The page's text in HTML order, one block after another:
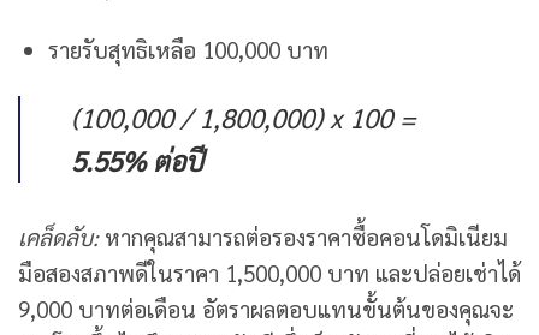
รายรับสุทธิเหลือ 100,000 บาท
(100,000 / 1,800,000) x 100 =
5.55% ต่อปี
เคล็ดลับ:หากคุณสามารถต่อรองราคาซื้อคอนโดมิเนียม
มือสองสภาพดีในราคา 1,500,000 บาท และปล่อยเช่าได้
9,000 บาทต่อเดือน อัตราผลตอบแทนขั้นต้นของคุณจะ